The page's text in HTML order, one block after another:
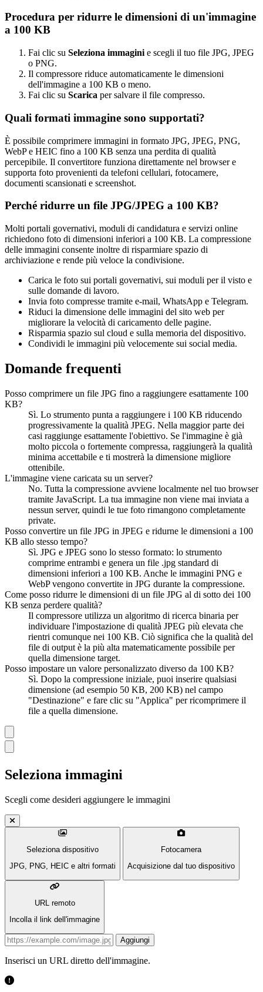
Procedura per ridurre le dimensioni di un'immagine
a 100 KB
Fai clic su Seleziona immagini e scegli il tuo file JPG, JPEG
o PNG.
Il compressore riduce automaticamente le dimensioni
dell'immagine a 100 KB o meno.
Fai clic su Scarica per salvare il file compresso.
Quali formati immagine sono supportati?
È possibile comprimere immagini in formato JPG, JPEG, PNG,
WebP e HEIC fino a 100 KB senza una perdita di qualità
percepibile. Il convertitore funziona direttamente nel browser e
supporta foto provenienti da telefoni cellulari, fotocamere,
documenti scansionati e screenshot.
Perché ridurre un file JPG/JPEG a 100 KB?
Molti portali governativi, moduli di candidatura e servizi online
richiedono foto di dimensioni inferiori a 100 KB. La compressione
delle immagini consente inoltre di risparmiare spazio di
archiviazione e rende più veloce la condivisione.
Carica le foto sui portali governativi, sui moduli per il visto e
sulle domande di lavoro.
Invia foto compresse tramite e-mail, WhatsApp e Telegram.
Riduci la dimensione delle immagini del sito web per
migliorare la velocità di caricamento delle pagine.
Risparmia spazio sul cloud e sulla memoria del dispositivo.
Condividi le immagini più velocemente sui social media.
Domande frequenti
Posso comprimere un file JPG fino a raggiungere esattamente 100
KB?
Sì. Lo strumento punta a raggiungere i 100 KB riducendo
progressivamente la qualità JPEG. Nella maggior parte dei
casi raggiunge esattamente l'obiettivo. Se l'immagine è già
molto piccola o fortemente compressa, raggiungerà la qualità
minima accettabile e ti mostrerà la dimensione migliore
ottenibile.
L'immagine viene caricata su un server?
No. Tutta la compressione avviene localmente nel tuo browser
tramite JavaScript. La tua immagine non viene mai inviata a
nessun server, quindi le tue foto rimangono completamente
private.
Posso convertire un file JPG in JPEG e ridurne le dimensioni a 100
KB allo stesso tempo?
Sì. JPG e JPEG sono lo stesso formato: lo strumento
comprime entrambi e genera un file .jpg standard di
dimensioni inferiori a 100 KB. Anche le immagini PNG e
WebP vengono convertite in JPG durante la compressione.
Come posso ridurre le dimensioni di un file JPG al di sotto dei 100
KB senza perdere qualità?
Il compressore utilizza un algoritmo di ricerca binaria per
individuare l'impostazione di qualità JPEG più elevata che
rientri comunque nei 100 KB. Ciò significa che la qualità del
file di output è la più alta matematicamente possibile per
quella dimensione target.
Posso impostare un valore personalizzato diverso da 100 KB?
Sì. Dopo la compressione iniziale, puoi inserire qualsiasi
dimensione (ad esempio 50 KB, 200 KB) nel campo
"Destinazione" e fare clic su "Applica" per ricomprimere il
file a quella dimensione.
Seleziona immagini
Scegli come desideri aggiungere le immagini
Seleziona dispositivo
JPG, PNG, HEIC e altri formati
Fotocamera
Acquisizione dal tuo dispositivo
URL remoto
Incolla il link dell'immagine
Image URL Aggiungi
Inserisci un URL diretto dell'immagine.